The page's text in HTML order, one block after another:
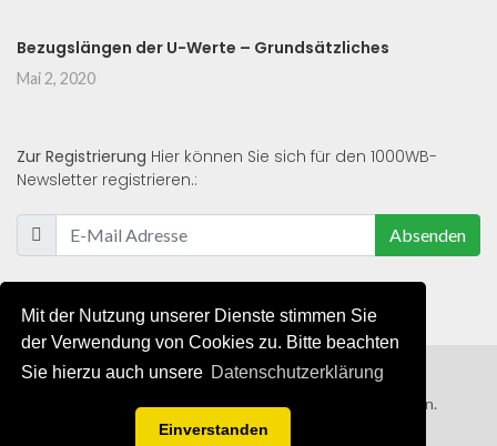
Mit der Nutzung unserer Dienste stimmen Sie
der Verwendung von Cookies zu. Bitte beachten
Sie hierzu auch unsere Datenschutzerklärung
Einverstanden
Bezugslängen der U-Werte – Grundsätzliches
Mai 2, 2020
Zur Registrierung Hier können Sie sich für den 1000WB-
Newsletter registrieren.:
Absenden
© 2019 - 2021 - Alle Rechte von 1000WB vorbehalten.
AGB/Datenschutzerklärung